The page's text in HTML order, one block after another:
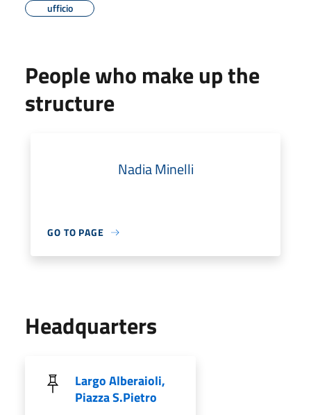
ufficio
People who make up the
structure
Nadia Minelli
GO TO PAGE
Headquarters
Largo Alberaioli,
Piazza S.Pietro